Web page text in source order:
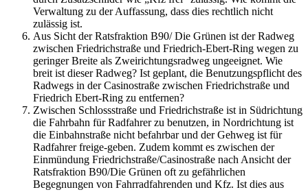
Verwaltung zu der Auffassung, dass dies rechtlich nicht
zulässig ist.
Aus Sicht der Ratsfraktion B90/ Die Grünen ist der Radweg
zwischen Friedrichstraße und Friedrich-Ebert-Ring wegen zu
geringer Breite als Zweirichtungsradweg ungeeignet. Wie
breit ist dieser Radweg? Ist geplant, die Benutzungspflicht des
Radwegs in der Casinostraße zwischen Friedrichstraße und
Friedrich Ebert-Ring zu entfernen?
Zwischen Schlossstraße und Friedrichstraße ist in Südrichtung
die Fahrbahn für Radfahrer zu benutzen, in Nordrichtung ist
die Einbahnstraße nicht befahrbar und der Gehweg ist für
Radfahrer freige-geben. Zudem kommt es zwischen der
Einmündung Friedrichstraße/Casinostraße nach Ansicht der
Ratsfraktion B90/Die Grünen oft zu gefährlichen
Begegnungen von Fahrradfahrenden und Kfz. Ist dies aus